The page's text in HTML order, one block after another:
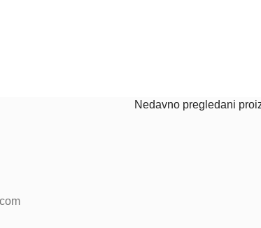
Nedavno pregledani